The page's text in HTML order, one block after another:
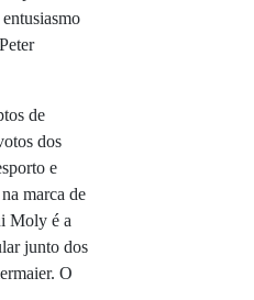
de
dos
e
marca de
Moly é a
junto dos
O